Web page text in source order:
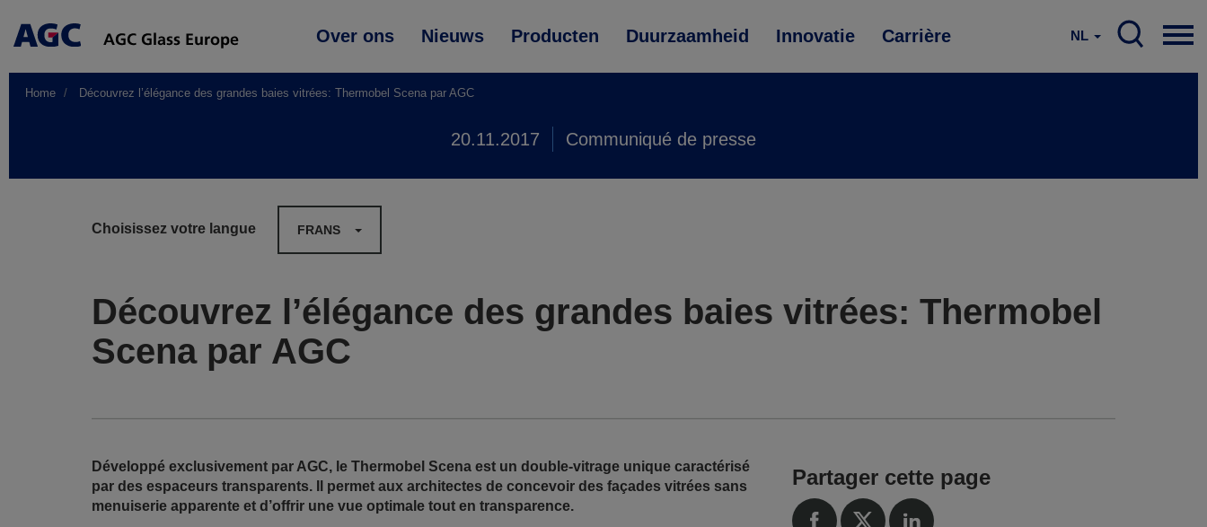
Main
Over ons Nieuws Producten Duurzaamheid Innovatie Carrière NL
Home Découvrez l’élégance des grandes baies vitrées: Thermobel Scena par AGC
20.11.2017 Communiqué de presse
Choisissez votre langue FRANS
Découvrez l’élégance des grandes baies vitrées: Thermobel
Scena par AGC
Développé exclusivement par AGC, le Thermobel Scena est un double-vitrage unique caractérisé
par des espaceurs transparents. Il permet aux architectes de concevoir des façades vitrées sans
menuiserie apparente et d’offrir une vue optimale tout en transparence.
Partager cette page